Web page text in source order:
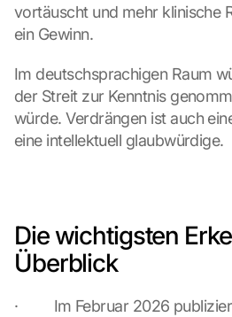
vortäuscht und mehr klinische
ein Gewinn.
Im deutschsprachigen Raum
der Streit zur Kenntnis
würde. Verdrängen ist auch
eine intellektuell glaubwürdige.
Die wichtigsten
Überblick
·         Im Februar 2026